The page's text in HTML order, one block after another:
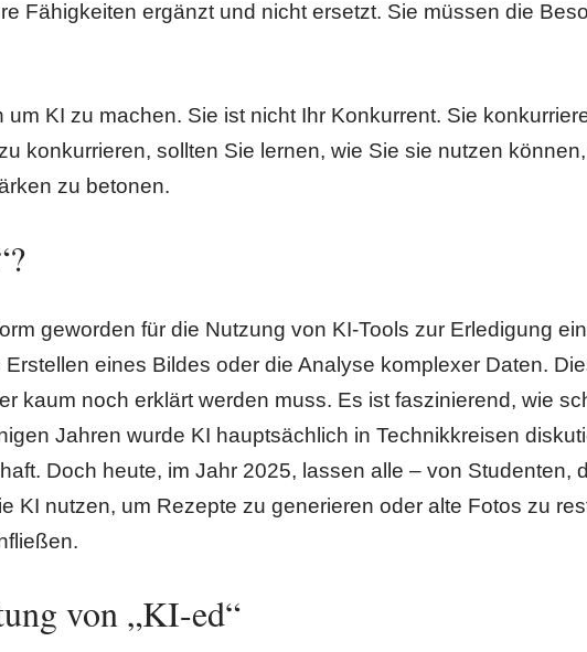
Fähigkeiten ergänzt und nicht ersetzt. Sie müssen die
KI zu machen. Sie ist nicht Ihr Konkurrent. Sie
konkurrieren, sollten Sie lernen, wie Sie sie nutzen
zu betonen.
geworden für die Nutzung von KI-Tools zur Erledigung
eines Bildes oder die Analyse komplexer Daten.
kaum noch erklärt werden muss. Es ist faszinierend, wie
Jahren wurde KI hauptsächlich in Technikkreisen
Doch heute, im Jahr 2025, lassen alle – von Studenten,
KI nutzen, um Rezepte zu generieren oder alte Fotos zu
von „KI-ed“